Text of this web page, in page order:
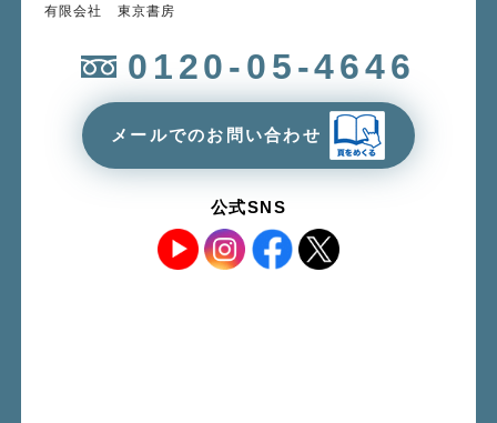
有限会社 東京書房
0120-05-4646
メールでのお問い合わせ
公式SNS